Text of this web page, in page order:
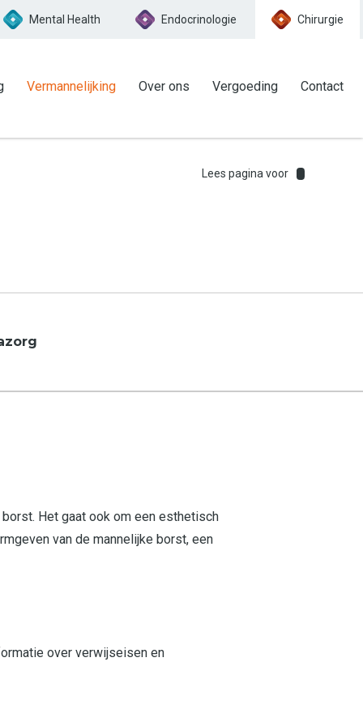
Mental Health Endocrinologie Chirurgie
Vermannelijking Over ons Vergoeding Contact
Lees pagina voor
Het gaat ook om een esthetisch
van de mannelijke borst, een
over verwijseisen en